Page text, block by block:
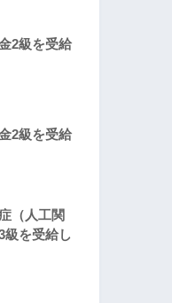
2級を受給
2級を受給
（人工関
級を受給し